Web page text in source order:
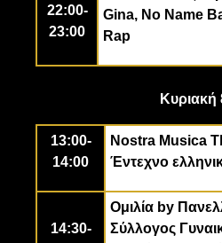
22:00-
23:00
Gina, No Name
Rap
Κυριακή
13:00-
14:00
Nostra Musica
Έντεχνο
14:30-
Ομιλία by
Σύλλογος